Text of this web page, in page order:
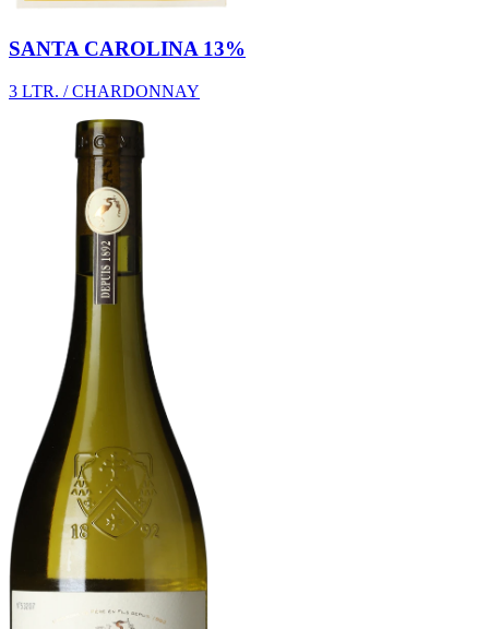
SANTA CAROLINA 13%
3 LTR. / CHARDONNAY